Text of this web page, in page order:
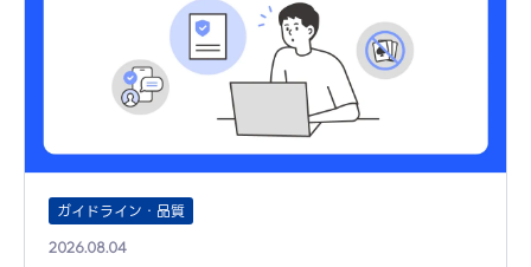
ガイドライン・品質
2026.08.04